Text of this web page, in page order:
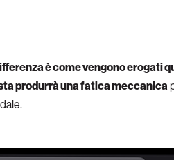
è come vengono erogati
produrrà una fatica meccanica